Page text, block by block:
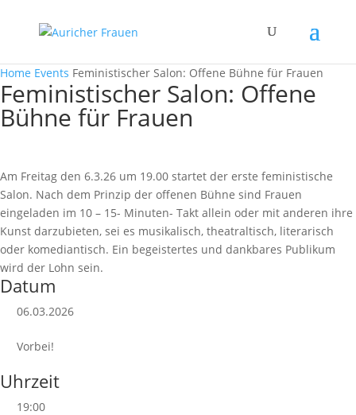
Home Events Feministischer Salon: Offene Bühne für Frauen
Feministischer Salon: Offene
Bühne für Frauen
Am Freitag den 6.3.26 um 19.00 startet der erste feministische
Salon. Nach dem Prinzip der offenen Bühne sind Frauen
eingeladen im 10 – 15- Minuten- Takt allein oder mit anderen ihre
Kunst darzubieten, sei es musikalisch, theatraltisch, literarisch
oder komediantisch. Ein begeistertes und dankbares Publikum
wird der Lohn sein.
Datum
06.03.2026
Vorbei!
Uhrzeit
19:00